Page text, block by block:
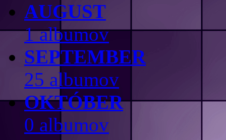
AUGUST
1 albumov
SEPTEMBER
25 albumov
OKTÓBER
0 albumov